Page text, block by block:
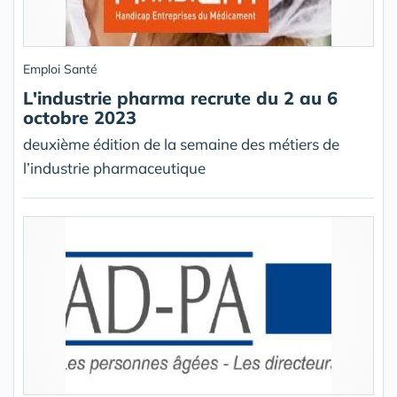
Emploi Santé
L'industrie pharma recrute du 2 au 6
octobre 2023
deuxième édition de la semaine des métiers de
l’industrie pharmaceutique